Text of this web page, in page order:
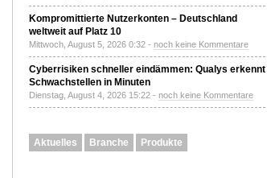
Kompromittierte Nutzerkonten – Deutschland
weltweit auf Platz 10
Mittwoch, August 5, 2026 0:32 - noch keine Kommentare
Cyberrisiken schneller eindämmen: Qualys erkennt
Schwachstellen in Minuten
Dienstag, August 4, 2026 15:22 - noch keine Kommentare
Aktuelles Branche Produkte